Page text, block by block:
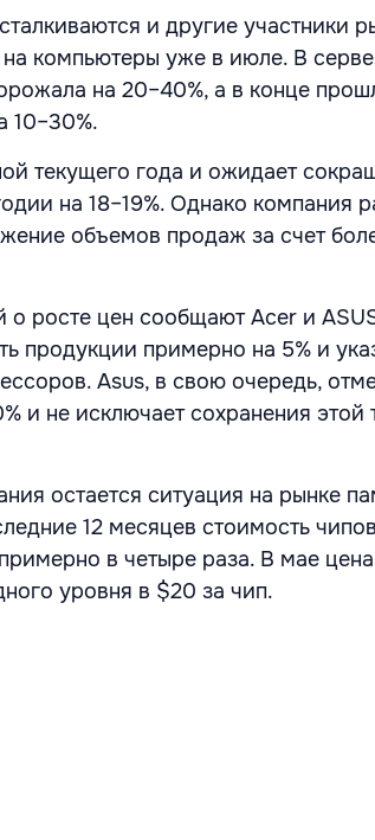
и другие участники
компьютеры уже в июле. В
на 20–40%, а в конце
10–30%.
текущего года и ожидает
на 18–19%. Однако компания
объемов продаж за счет
о росте цен сообщают Acer и
продукции примерно на 5% и
Asus, в свою очередь,
и не исключает сохранения этой
остается ситуация на рынке
12 месяцев стоимость
в четыре раза. В мае
уровня в $20 за чип.